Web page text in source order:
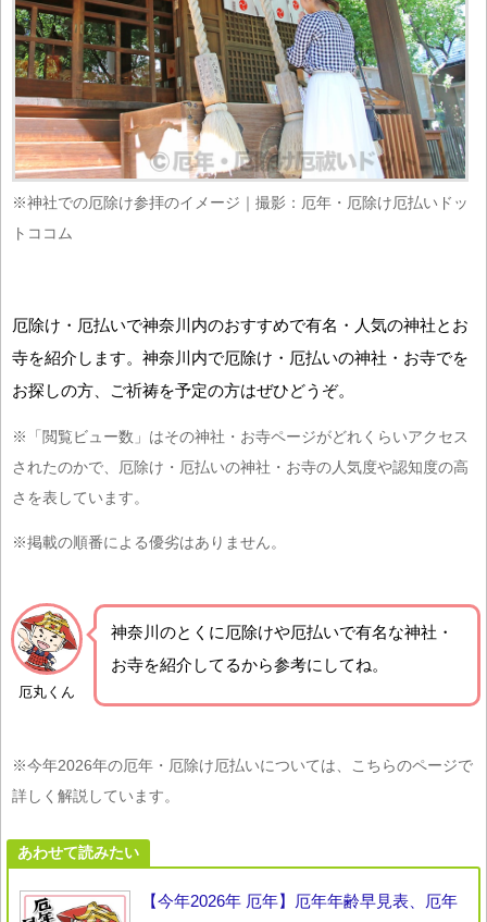
※神社での厄除け参拝のイメージ｜撮影：厄年・厄除け厄払いドッ
トココム
厄除け・厄払いで神奈川内のおすすめで有名・人気の神社とお
寺を紹介します。神奈川内で厄除け・厄払いの神社・お寺でを
お探しの方、ご祈祷を予定の方はぜひどうぞ。
※「閲覧ビュー数」はその神社・お寺ページがどれくらいアクセス
されたのかで、厄除け・厄払いの神社・お寺の人気度や認知度の高
さを表しています。
※掲載の順番による優劣はありません。
厄丸くん
神奈川のとくに厄除けや厄払いで有名な神社・
お寺を紹介 してるから参考にしてね。
※今年2026年の厄年・厄除け厄払いについては、こちらのページで
詳しく解説しています。
あわせて読みたい
【今年2026年 厄年】厄年年齢早見表、厄年